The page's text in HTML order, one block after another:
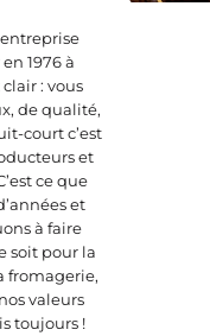
1976 à
: vous
de qualité,
court c’est
et
ce que
et
à faire
soit pour la
fromagerie,
valeurs
toujours !